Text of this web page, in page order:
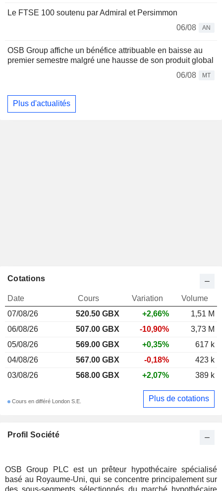
Le FTSE 100 soutenu par Admiral et Persimmon
06/08
AN
OSB Group affiche un bénéfice attribuable en baisse au
premier semestre malgré une hausse de son produit global
06/08
MT
Plus d'actualités
Profil Société
OSB Group PLC est un prêteur hypothécaire spécialisé
basé au Royaume-Uni, qui se concentre principalement sur
des sous-segments sélectionnés du marché hypothécaire
Cotations
Date Cours Variation
Volume
07/08/26
520.50 GBX +2,66%
1,51 M
06/08/26
507.00 GBX -10,90%
3,73 M
05/08/26
569.00 GBX +0,35%
617 k
04/08/26
567.00 GBX -0,18%
423 k
03/08/26
568.00 GBX +2,07% 389 k
Cours en différé London S.E. Plus de cotations